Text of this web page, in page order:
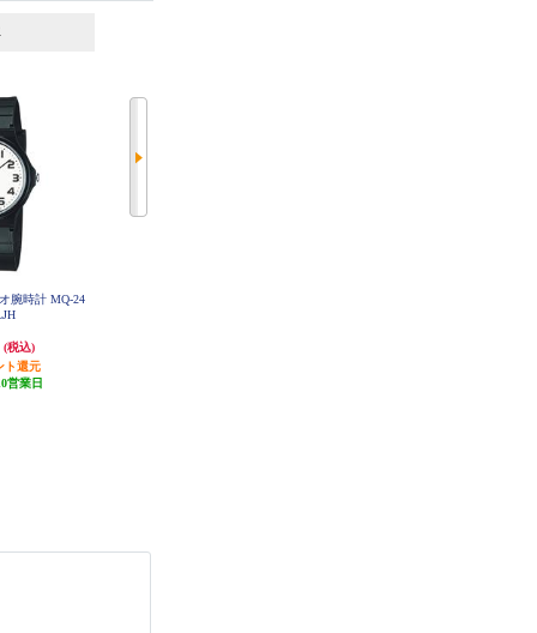
腕時計 MQ-24
(税込)
ト還元
営業日